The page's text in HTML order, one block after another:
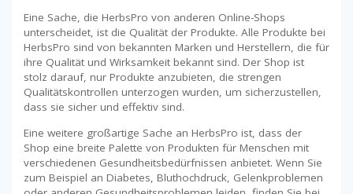
Eine Sache, die HerbsPro von anderen Online-Shops
unterscheidet, ist die Qualität der Produkte. Alle Produkte bei
HerbsPro sind von bekannten Marken und Herstellern, die für
ihre Qualität und Wirksamkeit bekannt sind. Der Shop ist
stolz darauf, nur Produkte anzubieten, die strengen
Qualitätskontrollen unterzogen wurden, um sicherzustellen,
dass sie sicher und effektiv sind.
Eine weitere großartige Sache an HerbsPro ist, dass der
Shop eine breite Palette von Produkten für Menschen mit
verschiedenen Gesundheitsbedürfnissen anbietet. Wenn Sie
zum Beispiel an Diabetes, Bluthochdruck, Gelenkproblemen